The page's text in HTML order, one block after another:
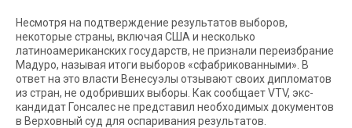
Несмотря на подтверждение результатов выборов,
некоторые страны, включая США и несколько
латиноамериканских государств, не признали переизбрание
Мадуро, называя итоги выборов «сфабрикованными». В
ответ на это власти Венесуэлы отзывают своих дипломатов
из стран, не одобривших выборы. Как сообщает VTV, экс-
кандидат Гонсалес не представил необходимых документов
в Верховный суд для оспаривания результатов.